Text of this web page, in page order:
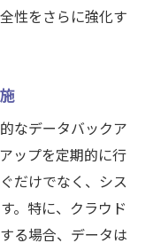
性をさらに強化す
なデータバックア
ップを定期的に行
だけでなく、シス
。特に、クラウド
る場合、データは